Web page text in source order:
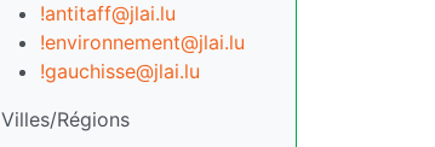
!antitaff@jlai.lu
!environnement@jlai.lu
!gauchisse@jlai.lu
Villes/Régions